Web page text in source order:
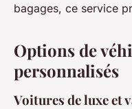
bagages, ce service
Options de
personnalisés
Voitures de luxe et